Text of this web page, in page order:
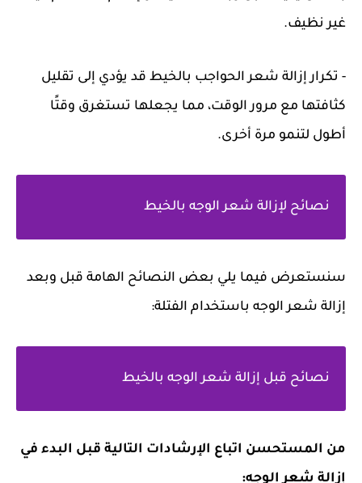
غير نظيف.
- تكرار إزالة شعر الحواجب بالخيط قد يؤدي إلى تقليل
كثافتها مع مرور الوقت، مما يجعلها تستغرق وقتًا
أطول لتنمو مرة أخرى.
نصائح لإزالة شعر الوجه بالخيط
سنستعرض فيما يلي بعض النصائح الهامة قبل وبعد
إزالة شعر الوجه باستخدام الفتلة:
نصائح قبل إزالة شعر الوجه بالخيط
من المستحسن اتباع الإرشادات التالية قبل البدء في
إزالة شعر الوجه: